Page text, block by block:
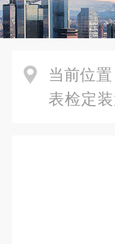
当前位置
表检定